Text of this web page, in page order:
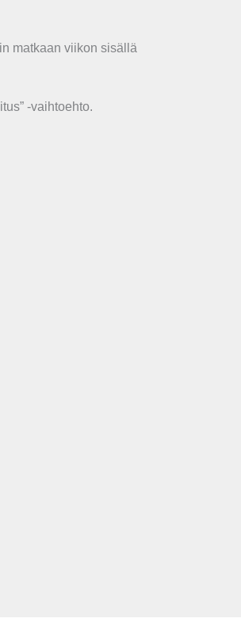
matkaan viikon sisällä
-vaihtoehto.